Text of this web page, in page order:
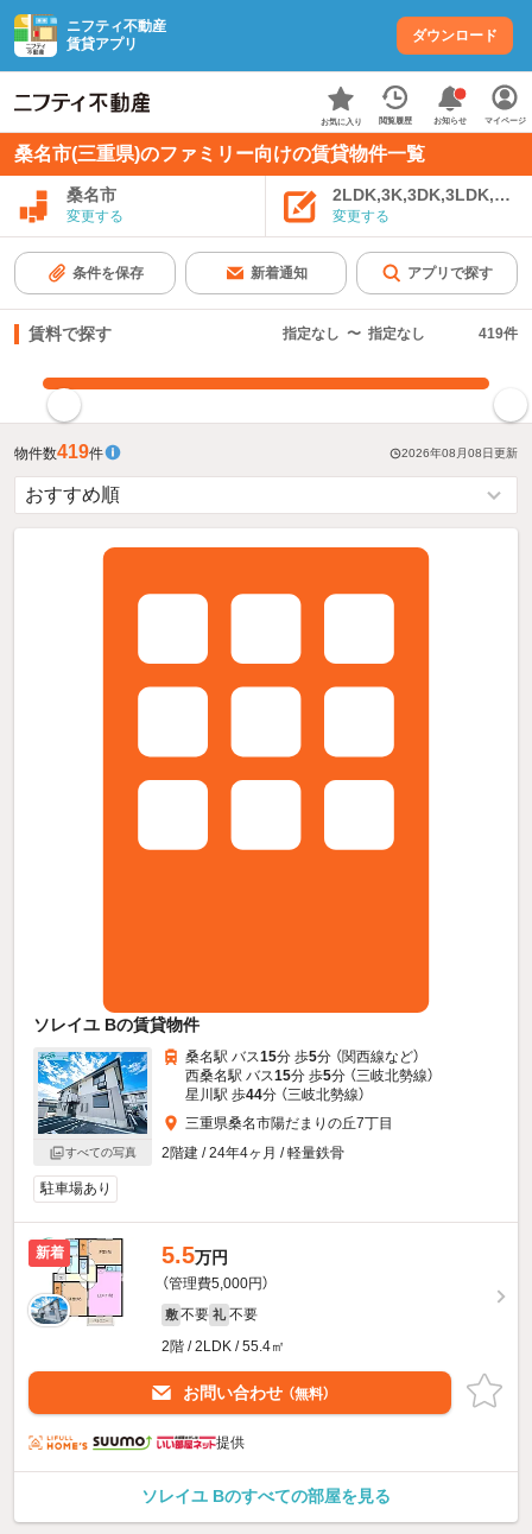
ニフティ不動産
賃貸アプリ
ダウンロード
お気に入り 閲覧履歴 お知らせ マイページ
桑名市(三重県)のファミリー向けの賃貸物件一覧
桑名市
変更する 変更する
条件を保存 新着通知 アプリで探す
賃料で探す 指定なし 〜 指定なし 419件
物件数419件 2026年08月08日更新
ソレイユ Bの賃貸物件
すべての写真
桑名駅 バス15分 歩5分 （関西線など）
西桑名駅 バス15分 歩5分 （三岐北勢線）
星川駅 歩44分 （三岐北勢線）
三重県桑名市陽だまりの丘7丁目
2階建 / 24年4ヶ月 / 軽量鉄骨
駐車場あり
新着 5.5万円
（管理費5,000円）
敷 不要 礼 不要
2階 / 2LDK / 55.4㎡
お問い合わせ （無料）
提供
ソレイユ Bのすべての部屋を見る